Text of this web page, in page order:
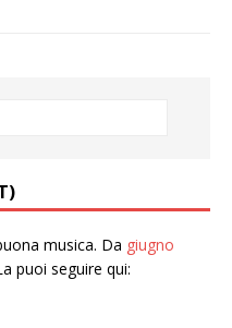
musica. Da giugno
puoi seguire qui: